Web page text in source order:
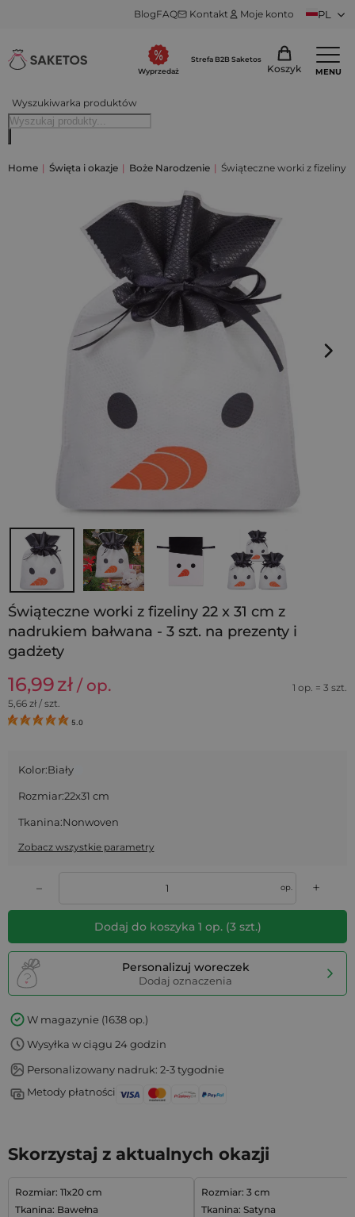
BlogFAQ Kontakt Moje konto PL
Wyszukiwarka produktów
Wyprzedaż
Strefa B2B Saketos
Koszyk MENU
Home | Święta i okazje | Boże Narodzenie | Świąteczne worki z fizeliny
Świąteczne worki z fizeliny 22 x 31 cm z
nadrukiem bałwana - 3 szt. na prezenty i
gadżety
16,99zł / op.
1 op. = 3 szt.
5,66 zł / szt.
5.0
Kolor:Biały
Rozmiar:22x31 cm
Tkanina:Nonwoven
Zobacz wszystkie parametry
– op. +
Dodaj do koszyka 1 op. (3szt.)
Personalizuj woreczek
Dodaj oznaczenia
W magazynie (1638 op.)
Wysyłka w ciągu 24 godzin
Personalizowany nadruk: 2-3 tygodnie
Metody płatności
Skorzystaj z aktualnych okazji
Rozmiar: 11x20 cm
Tkanina: Bawełna
Rozmiar: 3 cm
Tkanina: Satyna